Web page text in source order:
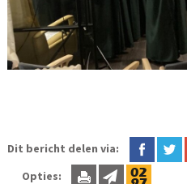
Dit bericht delen via:
Opties: